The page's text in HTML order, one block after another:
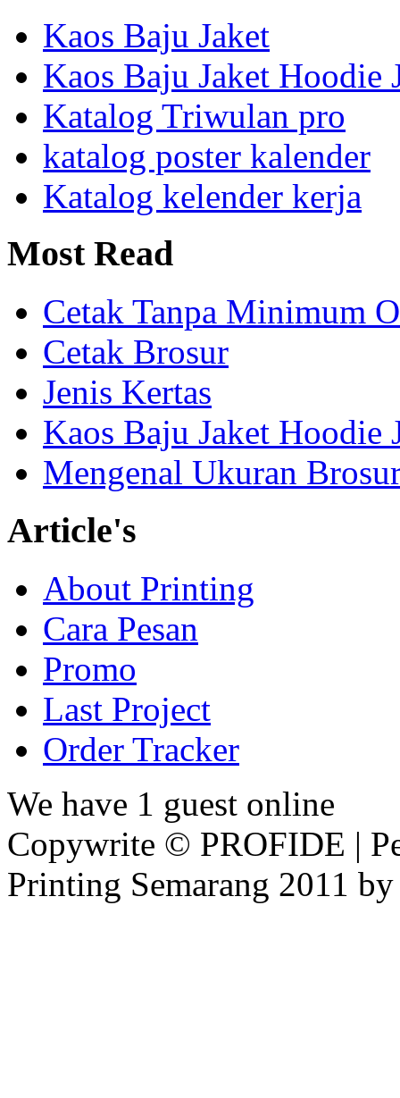
Kaos Baju Jaket
Kaos Baju Jaket Hoodie
Katalog Triwulan pro
katalog poster kalender
Katalog kelender kerja
MostRead
Cetak Tanpa Minimum
Cetak Brosur
Jenis Kertas
Kaos Baju Jaket Hoodie
Mengenal Ukuran
Article's
About Printing
Cara Pesan
Promo
Last Project
Order Tracker
We have 1 guest online
Copywrite © PROFIDE |
Printing Semarang 2011